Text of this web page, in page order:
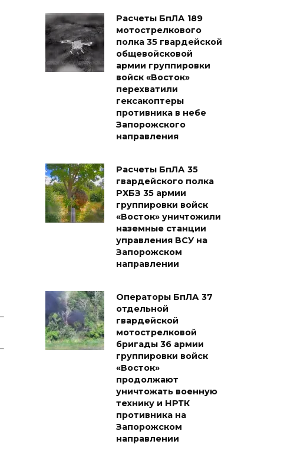
Расчеты БпЛА 189
мотострелкового
полка 35 гвардейской
общевойсковой
армии группировки
войск «Восток»
перехватили
гексакоптеры
противника в небе
Запорожского
направления
Расчеты БпЛА 35
гвардейского полка
РХБЗ 35 армии
группировки войск
«Восток» уничтожили
наземные станции
управления ВСУ на
Запорожском
направлении
Операторы БпЛА 37
отдельной
гвардейской
мотострелковой
бригады 36 армии
группировки войск
«Восток»
продолжают
уничтожать военную
технику и НРТК
противника на
Запорожском
направлении